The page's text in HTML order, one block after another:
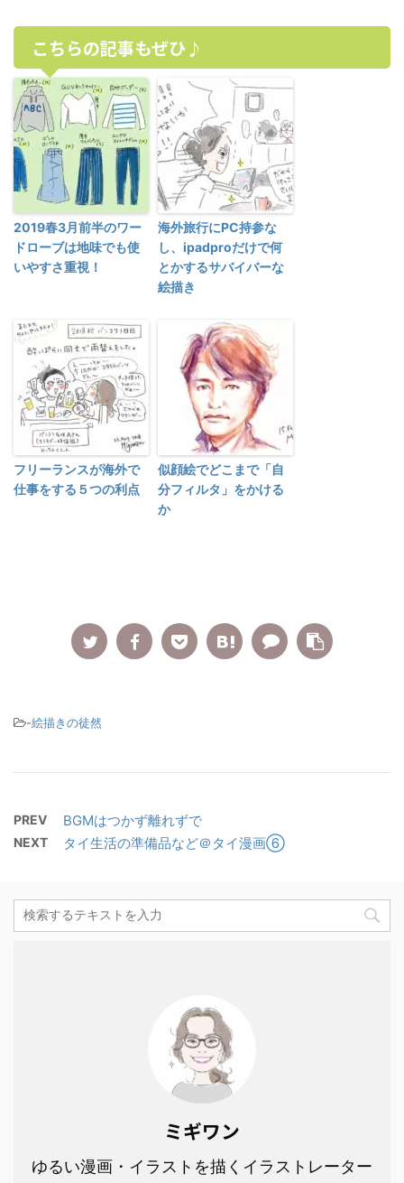
こちらの記事もぜひ♪
2019春3月前半のワー
ドローブは地味でも使
いやすさ重視！
海外旅行にPC持参な
し、ipadproだけで何
とかするサバイバーな
絵描き
フリーランスが海外で
仕事をする５つの利点
似顔絵でどこまで「自
分フィルタ」をかける
か
-絵描きの徒然
PREV BGMはつかず離れずで
NEXT タイ生活の準備品など＠タイ漫画⑥
ミギワン
ゆるい漫画・イラストを描くイラストレーター